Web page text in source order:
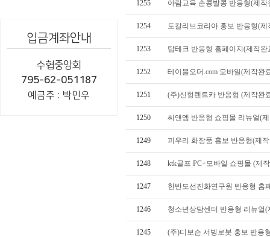
입금계좌안내
수협중앙회
795-62-051187
예금주 : 박민우
1255 아람교육 손콩발콩 반응형(제작
1254 토칼리브코리아 홍보 반응형(제
1253 탑테크 반응형 홈페이지(제작완
1252 테이블오더.com 모바일(제작완
1251 (주)신형렌트카 반응형 (제작완
1250 씨앤엠 반응형 쇼핑몰 리뉴얼(
1249 피우리 화장품 홍보 반응형(제
1248 ktk골프 PC+모바일 쇼핑몰 (제
1247 한반도선진화연구원 반응형 홈
1246 청소년상담센터 반응형 리뉴얼(
1245 (주)디보슨 서빙로봇 홍보 반응